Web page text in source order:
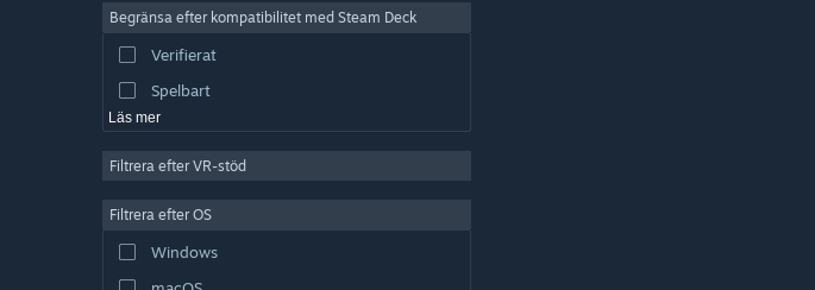
Videoproduktion
Bildredigering
Begränsa efter kompatibilitet med Steam Deck
Verifierat
Spelbart
Läs mer
Filtrera efter VR-stöd
Filtrera efter OS
Windows